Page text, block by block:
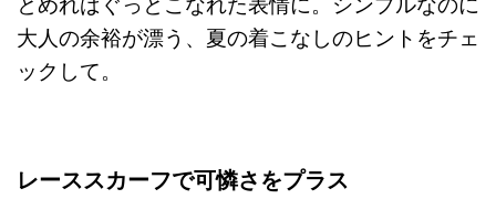
大人の余裕が漂う、夏の着こなしのヒントをチェ
ックして。
レーススカーフで可憐さをプラス